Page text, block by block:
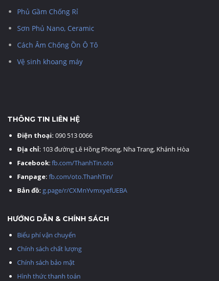
Phủ Gầm Chống Rỉ
Sơn Phủ Nano, Ceramic
Cách Âm Chống Ồn Ô Tô
Vệ sinh khoang máy
THÔNG TIN LIÊN HỆ
Điện thoại: 090 513 0066
Địa chỉ: 103 đường Lê Hồng Phong, Nha Trang, Khánh Hòa
Facebook:fb.com/ThanhTin.oto
Fanpage: fb.com/oto.ThanhTin/
Bản đồ: g.page/r/CXMnYvmxyefUEBA
HƯỚNG DẪN & CHÍNH SÁCH
Biểu phí vận chuyển
Chính sách chất lượng
Chính sách bảo mật
Hình thức thanh toán